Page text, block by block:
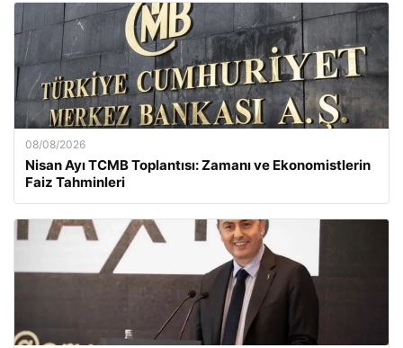
08/08/2026
Nisan Ayı TCMB Toplantısı: Zamanı ve Ekonomistlerin
Faiz Tahminleri